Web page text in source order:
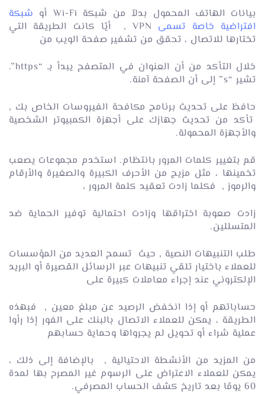
بيانات الهاتف المحمول بدلاً من شبكة Wi-Fi أو
شبكة
افتراضية خاصة تسمى
VPN , أيًا كانت الطريقة التي
تختارها للاتصال ، تحقق من تشفير صفحة الويب من
خلال التأكد من أن العنوان في المتصفح يبدأ بـ “https”.
تشير “s” إلى أن الصفحة آمنة.
حافظ على تحديث برنامج مكافحة الفيروسات الخاص بك ,
تأكد من تحديث جهازك على أجهزة الكمبيوتر الشخصية
والأجهزة المحمولة.
قم بتغيير كلمات المرور بانتظام. استخدم مجموعات يصعب
تخمينها ، مثل مزيج من الأحرف الكبيرة والصغيرة والأرقام
والرموز , فكلما زادت تعقيد كلمة المرور ،
زادت صعوبة اختراقها وزادت احتمالية توفير الحماية ضد
المتسللين.
طلب التنبيهات النصية , حيث تسمح العديد من المؤسسات
للعملاء باختيار تلقي تنبيهات عبر الرسائل القصيرة أو البريد
الإلكتروني عند إجراء معاملات كبيرة على
حساباتهم أو إذا انخفض الرصيد عن مبلغ معين , فبهذه
الطريقة ، يمكن للعملاء الاتصال بالبنك على الفور إذا رأوا
عملية شراء أو تحويل لم يجرواها وحماية حسابهم
من المزيد من الأنشطة الاحتيالية , بالإضافة إلى ذلك ،
يمكن للعملاء الاعتراض على الرسوم غير المصرح بها لمدة
60 يومًا بعد تاريخ كشف الحساب المصرفي.